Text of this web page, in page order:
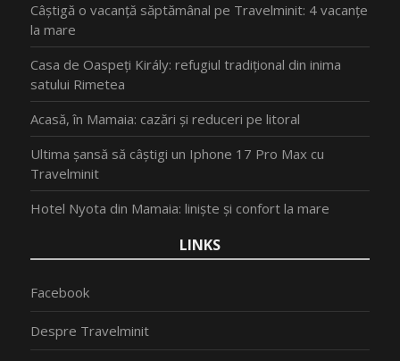
Câștigă o vacanță săptămânal pe Travelminit: 4 vacanțe
la mare
Casa de Oaspeți Király: refugiul tradițional din inima
satului Rimetea
Acasă, în Mamaia: cazări și reduceri pe litoral
Ultima șansă să câștigi un Iphone 17 Pro Max cu
Travelminit
Hotel Nyota din Mamaia: liniște și confort la mare
LINKS
Facebook
Despre Travelminit